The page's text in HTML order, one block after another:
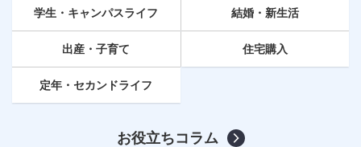
学生・キャンパスライフ 結婚・新生活
出産・子育て 住宅購入
定年 ・セカンドライフ
お役立ちコラム